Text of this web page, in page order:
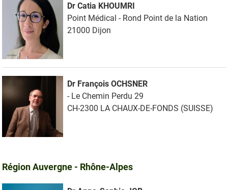
Dr Catia KHOUMRI
Point Médical - Rond Point de la Nation
21000 Dijon
Dr François OCHSNER
- Le Chemin Perdu 29
CH-2300 LA CHAUX-DE-FONDS (SUISSE)
Région Auvergne - Rhône-Alpes